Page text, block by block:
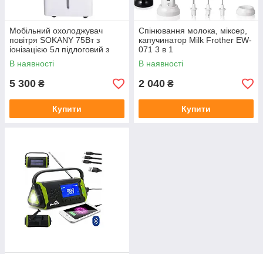
Мобільний охолоджувач
повітря SOKANY 75Вт з
іонізацією 5л підлоговий з
пультом та таймером
В наявності
5 300 ₴
Купити
Спінювання молока, міксер,
капучинатор Milk Frother EW-
071 3 в 1
В наявності
2 040 ₴
Купити